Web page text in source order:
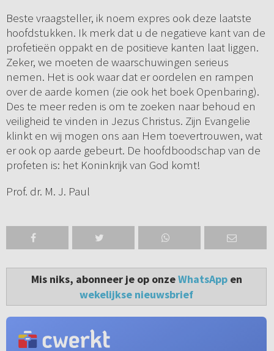
Beste vraagsteller, ik noem expres ook deze laatste
hoofdstukken. Ik merk dat u de negatieve kant van de
profetieën oppakt en de positieve kanten laat liggen.
Zeker, we moeten de waarschuwingen serieus
nemen. Het is ook waar dat er oordelen en rampen
over de aarde komen (zie ook het boek Openbaring).
Des te meer reden is om te zoeken naar behoud en
veiligheid te vinden in Jezus Christus. Zijn Evangelie
klinkt en wij mogen ons aan Hem toevertrouwen, wat
er ook op aarde gebeurt. De hoofdboodschap van de
profeten is: het Koninkrijk van God komt!
Prof. dr. M. J. Paul
Mis niks, abonneer je op onzeWhatsAppen
wekelijkse nieuwsbrief